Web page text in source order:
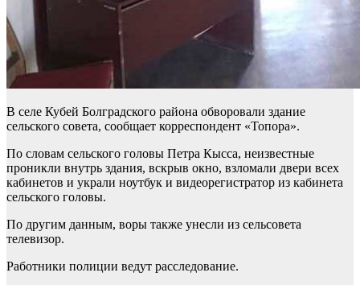
В селе Кубей Болградского района обворовали здание
сельского совета, сообщает корреспондент «Топора».
По словам сельского головы Петра Кысса, неизвестные
проникли внутрь здания, вскрыв окно, взломали двери всех
кабинетов и украли ноутбук и видеорегистратор из кабинета
сельского головы.
По другим данным, воры также унесли из сельсовета
телевизор.
Работники полиции ведут расследование.